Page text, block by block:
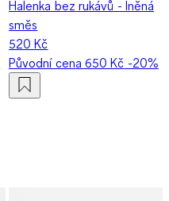
Halenka bez rukávů - lněná
směs
520 Kč
Původní cena650 Kč -20%